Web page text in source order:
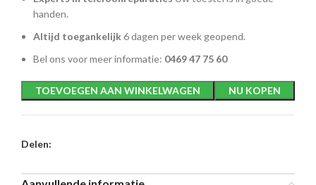
handen.
Altijd toegankelijk6 dagen per week geopend.
Bel ons voor meer informatie: 0469 47 75 60
TOEVOEGEN AAN WINKELWAGEN NU KOPEN
Delen: